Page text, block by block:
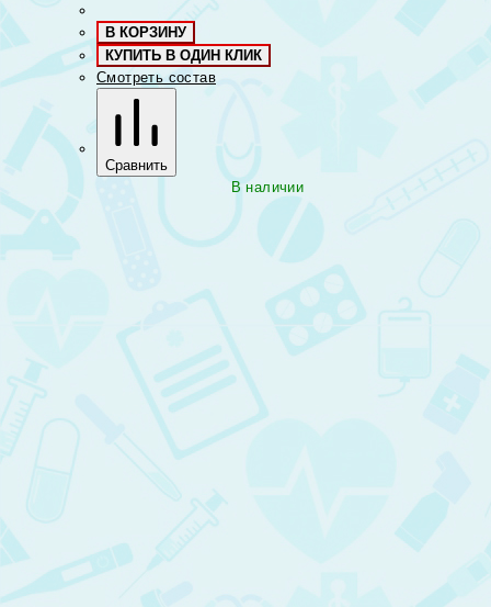
В КОРЗИНУ
КУПИТЬ В ОДИН КЛИК
Смотреть состав
Сравнить
В наличии